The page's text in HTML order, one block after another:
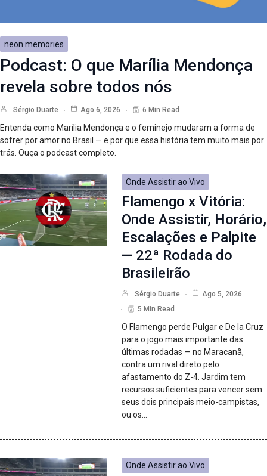
neon memories
Podcast: O que Marília Mendonça
revela sobre todos nós
Sérgio Duarte Ago 6, 2026 6 Min Read
Entenda como Marília Mendonça e o feminejo mudaram a forma de
sofrer por amor no Brasil — e por que essa história tem muito mais por
trás. Ouça o podcast completo.
Onde Assistir ao Vivo
Flamengo x Vitória:
Onde Assistir, Horário,
Escalações e Palpite
— 22ª Rodada do
Brasileirão
Sérgio Duarte
Ago 5, 2026
5 Min Read
O Flamengo perde Pulgar e De la Cruz
para o jogo mais importante das
últimas rodadas — no Maracanã,
contra um rival direto pelo
afastamento do Z-4. Jardim tem
recursos suficientes para vencer sem
seus dois principais meio-campistas,
ou os…
Onde Assistir ao Vivo